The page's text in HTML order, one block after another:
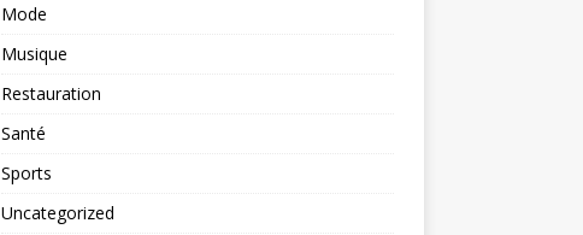
Mode
Musique
Restauration
Santé
Sports
Uncategorized